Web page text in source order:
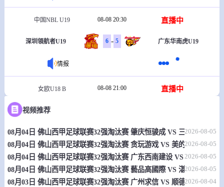
中国NBL U19 08-08 20:30 直播中
深圳領航者U19 6 - 5 广东华南虎U19
情报
女欧U18 B 08-08 21:00 直播中
保加利亚女篮U18
情报
女欧U18 B 08-08 21:00 直播中
瑞士女篮U18 0 - 0 爱尔兰女篮U18
视频推荐
08月04日 佛山西甲足球联赛32强淘汰赛 肇庆恒骏成 VS 三七互娱 全
2026-08-05
08月04日 佛山西甲足球联赛32强淘汰赛 贪玩游戏 VS 美的薪火 全场录
2026-08-05
08月04日 佛山西甲足球联赛32强淘汰赛 广东西南建设 VS 香港圣徒
2026-08-05
08月04日 佛山西甲足球联赛32强淘汰赛 藝品高國際 VS 湛江狂狼·粵
2026-08-05
08月03日 佛山西甲足球联赛32强淘汰赛 广州求信 VS 顺德新青年 全
2026-08-04